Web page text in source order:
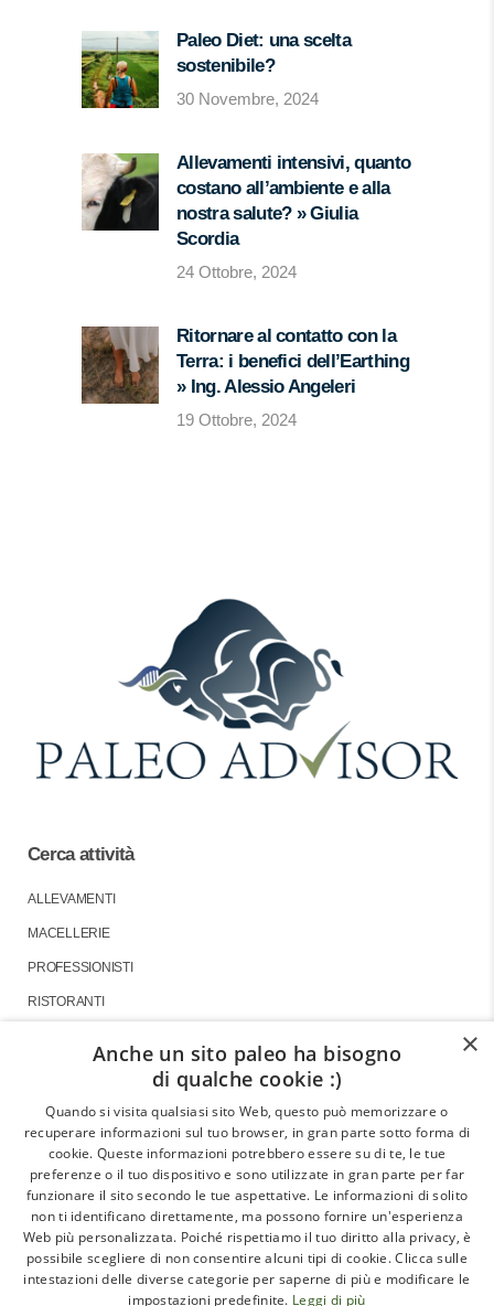
Paleo Diet: una scelta
sostenibile?
30 Novembre, 2024
Allevamenti intensivi, quanto
costano all’ambiente e alla
nostra salute? » Giulia
Scordia
24 Ottobre, 2024
Ritornare al contatto con la
Terra: i benefici dell’Earthing
» Ing. Alessio Angeleri
19 Ottobre, 2024
Cerca attività
ALLEVAMENTI
MACELLERIE
PROFESSIONISTI
RISTORANTI
GLI ARTICOLI
LE INTERVISTE
CHI SIAMO
CONTATTI
×
Anche un sito paleo ha bisogno
di qualche cookie :)
Quando si visita qualsiasi sito Web, questo può memorizzare o
recuperare informazioni sul tuo browser, in gran parte sotto forma di
cookie. Queste informazioni potrebbero essere su di te, le tue
preferenze o il tuo dispositivo e sono utilizzate in gran parte per far
funzionare il sito secondo le tue aspettative. Le informazioni di solito
non ti identificano direttamente, ma possono fornire un'esperienza
Web più personalizzata. Poiché rispettiamo il tuo diritto alla privacy, è
possibile scegliere di non consentire alcuni tipi di cookie. Clicca sulle
intestazioni delle diverse categorie per saperne di più e modificare le
impostazioni predefinite. Leggi di più